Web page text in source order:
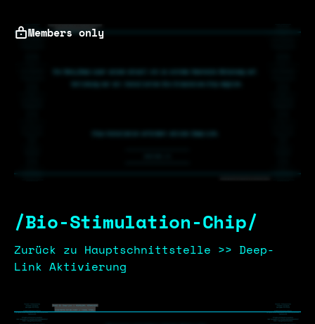
Members only
/Bio-Stimulation-Chip/
Zurück zu Hauptschnittstelle >> Deep-
Link Aktivierung